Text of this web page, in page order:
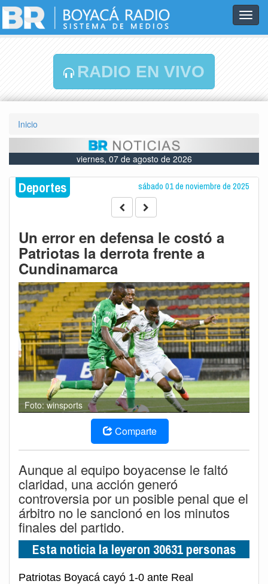
RADIO EN VIVO
Inicio
viernes, 07 de agosto de 2026
Deportes sábado 01 de noviembre de 2025
Un error en defensa le costó a
Patriotas la derrota frente a
Cundinamarca
Foto: winsports
Comparte
Aunque al equipo boyacense le faltó
claridad, una acción generó
controversia por un posible penal que el
árbitro no le sancionó en los minutos
finales del partido.
Esta noticia la leyeron 30631 personas
Patriotas Boyacá cayó 1-0 ante Real